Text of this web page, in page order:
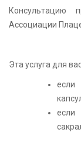
Консультацию
Ассоциации
Эта услуга для
если